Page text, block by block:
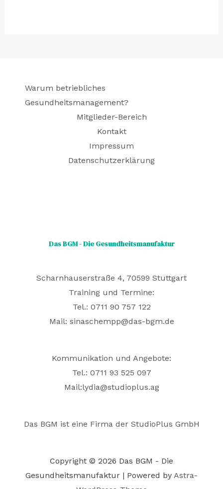
Warum betriebliches
Gesundheitsmanagement?
Mitglieder-Bereich
Kontakt
Impressum
Datenschutzerklärung
Das BGM - Die Gesundheitsmanufaktur
Scharnhauserstraße 4, 70599 Stuttgart
Training und Termine:
Tel.: 0711 90 757 122
Mail: sinaschempp@das-bgm.de
Kommunikation und Angebote:
Tel.: 0711 93 525 097
Mail:lydia@studioplus.ag
Das BGM ist eine Firma der StudioPlus GmbH
Copyright © 2026 Das BGM - Die
Gesundheitsmanufaktur | Powered by Astra-